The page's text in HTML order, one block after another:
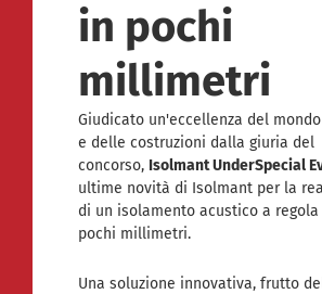
in pochi
millimetri
Giudicato un'eccellenza del
e delle costruzioni dalla giuria del
concorso, Isolmant UnderSpecial
ultime novità di Isolmant per la
di un isolamento acustico a regola
pochi millimetri.
Una soluzione innovativa, frutto